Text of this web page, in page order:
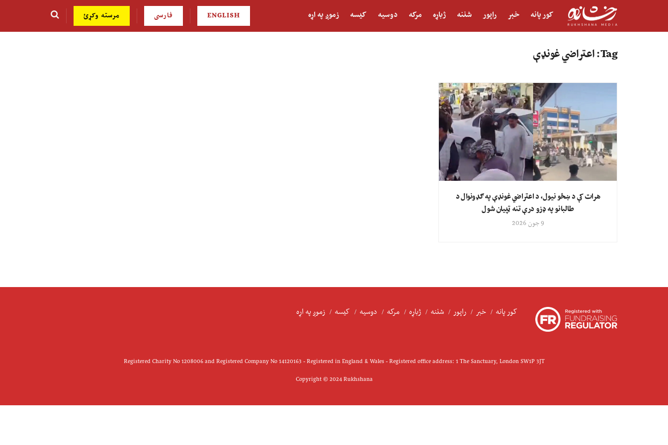
کور پانه خبر راپور شننه ژباړه مرکه دوسیه کیسه زموږ په اړه ENGLISH فارسی مرسته وکړئ
Tag: اعتراضي غونډې
هرات کې د ښځو نیول، د اعتراضي غونډې په ګډونوال د
طالبانو په ډزو درې تنه ټپیان شول
9 جون 2026
کور پانه خبر راپور شننه ژباړه مرکه دوسیه کیسه زموږ په اړه
Registered Charity No 1208006 and Registered Company No 14120163 - Registered in England & Wales - Registered office address: 1 The Sanctuary, London SW1P 3JT
Copyright © 2024 Rukhshana